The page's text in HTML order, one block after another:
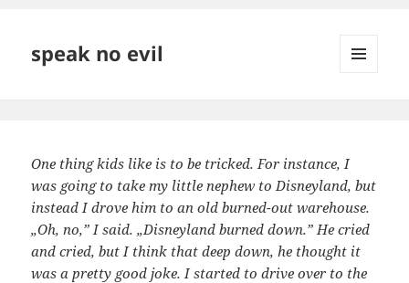
speak no evil
One thing kids like is to be tricked. For instance, I
was going to take my little nephew to Disneyland, but
instead I drove him to an old burned-out warehouse.
„Oh, no,” I said. „Disneyland burned down.” He cried
and cried, but I think that deep down, he thought it
was a pretty good joke. I started to drive over to the